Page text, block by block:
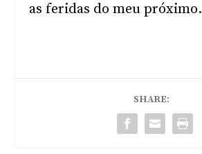
as feridas do meu próximo.
SHARE: